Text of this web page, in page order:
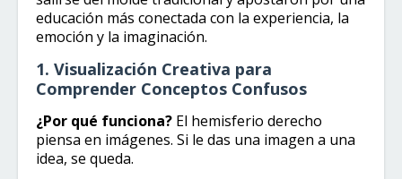
educación más conectada con la experiencia, la
emoción y la imaginación.
1. Visualización Creativa para
Comprender Conceptos Confusos
¿Por qué funciona? El hemisferio derecho
piensa en imágenes. Si le das una imagen a una
idea, se queda.